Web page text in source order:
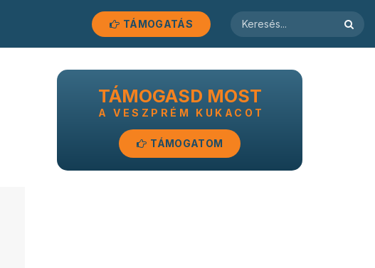
TÁMOGATÁS
TÁMOGASD MOST
A VESZPRÉM KUKACOT
TÁMOGATOM